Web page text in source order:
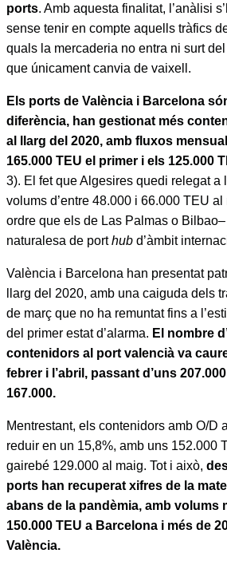
ports. Amb aquesta finalitat, l’anàlisi
sense tenir en compte aquells tràfics
quals la mercaderia no entra ni surt
que únicament canvia de vaixell.
Els ports de València i Barcelona
diferència, han gestionat més
al llarg del 2020, amb fluxos
165.000 TEU el primer i els 125.000
3). El fet que Algesires quedi relegat a
volums d’entre 48.000 i 66.000 TEU
ordre que els de Las Palmas o
naturalesa de porthub d’àmbit
València i Barcelona han presentat
llarg del 2020, amb una caiguda dels
de març que no ha remuntat fins a
del primer estat d’alarma. El nombre
contenidors al port valencià va
febrer i l’abril, passant d’uns
167.000.
Mentrestant, els contenidors amb O/D
reduir en un 15,8%, amb uns 152.000
gairebé 129.000 al maig. Tot i això,
ports han recuperat xifres de la
abans de la pandèmia, amb volums
150.000 TEU a Barcelona i més de
València.